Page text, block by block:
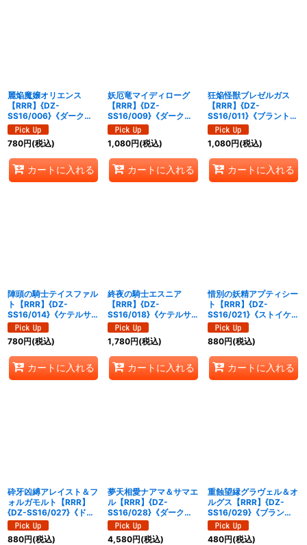
麗焔魔嬢オリエンス
【RRR】{DZ-
SS16/006}《ダークス
テイツ》
780円(税込)
カートに入れる
妖厄竜マイディローグ
【RRR】{DZ-
SS16/009}《ダークス
テイツ》
1,080円(税込)
カートに入れる
狂焔怪獣ブレゼルガス
【RRR】{DZ-
SS16/011}《ブラントゲ
ート》
1,080円(税込)
カートに入れる
陣頭の騎士テイスファル
ト【RRR】{DZ-
SS16/014}《ケテルサン
クチュアリ》
780円(税込)
カートに入れる
終夜の騎士エスニア
【RRR】{DZ-
SS16/018}《ケテルサン
クチュアリ》
1,780円(税込)
カートに入れる
惜別の妖精アプティシー
ト【RRR】{DZ-
SS16/021}《ストイケイ
ア》
880円(税込)
カートに入れる
砕牙凶縛アレイスト＆フ
ォルガモルト【RRR】
{DZ-SS16/027}《ドラ
ゴンエンパイア/ブラン
トゲート》
880円(税込)
夢天相愛ナアマ＆サマエ
ル【RRR】{DZ-
SS16/028}《ダークス
テイツ/ケテルサンクチ
ュアリ》
4,580円(税込)
重蝕望縁グラヴェル＆オ
ルグス【RRR】{DZ-
SS16/029}《ブラント
ゲート/ストイケイア》
480円(税込)